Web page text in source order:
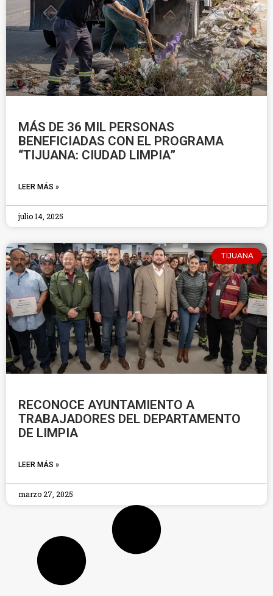
MÁS DE 36 MIL PERSONAS
BENEFICIADAS CON EL PROGRAMA
“TIJUANA: CIUDAD LIMPIA”
LEER MÁS »
julio 14, 2025
TIJUANA
RECONOCE AYUNTAMIENTO A
TRABAJADORES DEL DEPARTAMENTO
DE LIMPIA
LEER MÁS »
marzo 27, 2025